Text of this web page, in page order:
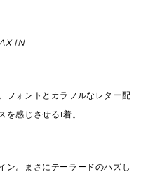
IN
フォントとカラフルなレター配
感じさせる1着。
ン。まさにテーラードのハズし